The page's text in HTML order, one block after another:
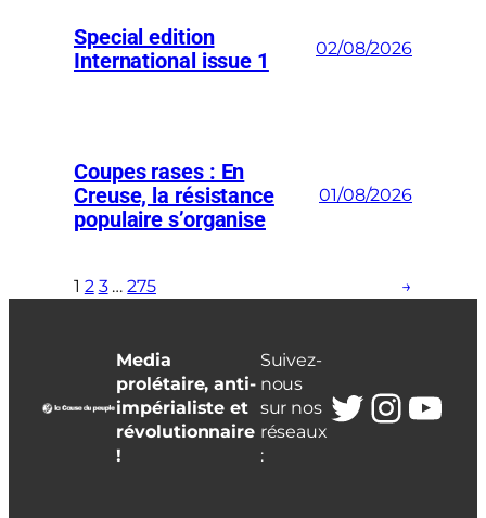
Special edition
International issue 1
02/08/2026
Coupes rases : En
Creuse, la résistance
populaire s’organise
01/08/2026
1 2 3 … 275 →
Media
prolétaire, anti-
impérialiste et
révolutionnaire
!
Suivez-
nous
sur nos
réseaux
:
Twitter